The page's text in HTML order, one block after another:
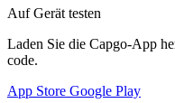
Auf Gerät testen
Laden Sie die Capgo-App
code.
App Store Google Play